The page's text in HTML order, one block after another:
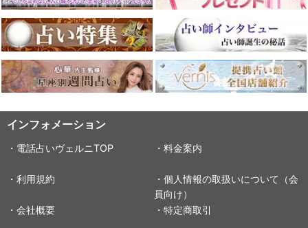
インフォメーション
・電話占いヴェルニTOP ・料金案内
・利用規約
・個人情報の取扱いについて（会
員向け）
・会社概要
・特定商取引